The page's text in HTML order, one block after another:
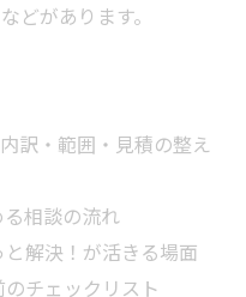
などがあります。
訳・範囲・見積の整え
相談の流れ
解決！が活きる場面
チェックリスト